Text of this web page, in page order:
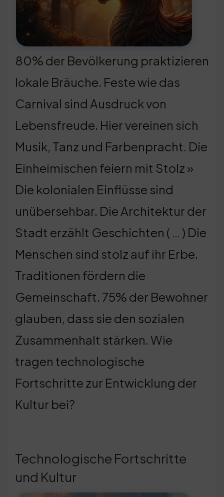
80% der Bevölkerung praktizieren
lokale Bräuche. Feste wie das
Carnival sind Ausdruck von
Lebensfreude. Hier vereinen sich
Musik, Tanz und Farbenpracht. Die
Einheimischen feiern mit Stolz »
Die kolonialen Einflüsse sind
unübersehbar. Die Architektur der
Stadt erzählt Geschichten ( … ) Die
Menschen sind stolz auf ihr Erbe.
Traditionen fördern die
Gemeinschaft. 75% der Bewohner
glauben, dass sie den sozialen
Zusammenhalt stärken. Wie
tragen technologische
Fortschritte zur Entwicklung der
Kultur bei?
Technologische Fortschritte
und Kultur